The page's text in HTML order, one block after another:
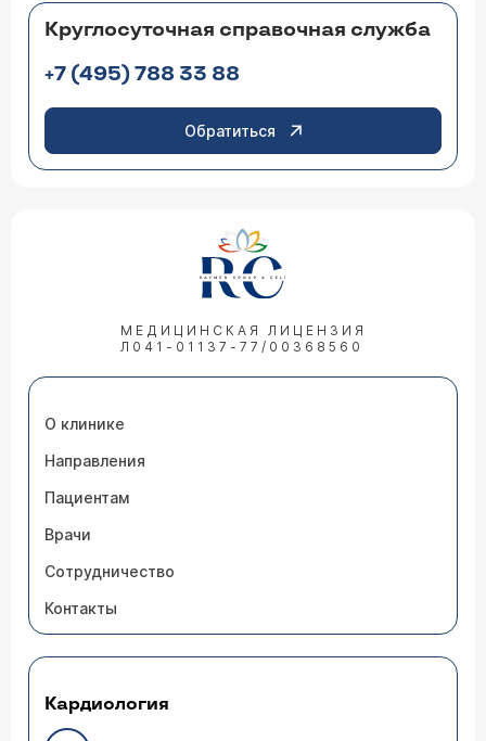
Круглосуточная справочная служба
+7 (495) 788 33 88
Обратиться
МЕДИЦИНСКАЯ ЛИЦЕНЗИЯ
Л041-01137-77/00368560
О клинике
Направления
Пациентам
Врачи
Сотрудничество
Контакты
Кардиология